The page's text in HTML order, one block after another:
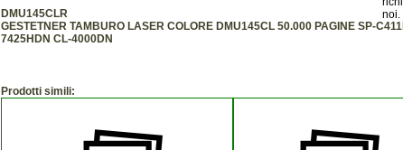
DMU145CLR
GESTETNER TAMBURO LASER COLORE DMU145CL 50.000 PAGINE SP-
7425HDN CL-4000DN
Prodotti simili: